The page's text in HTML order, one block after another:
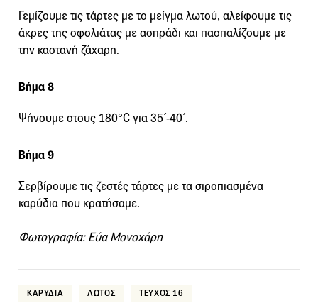
Γεμίζουμε τις τάρτες με το μείγμα λωτού, αλείφουμε τις
άκρες της σφολιάτας με ασπράδι και πασπαλίζουμε με
την καστανή ζάχαρη.
Βήμα 8
Ψήνουμε στους 180°C για 35΄-40΄.
Βήμα 9
Σερβίρουμε τις ζεστές τάρτες με τα σιροπιασμένα
καρύδια που κρατήσαμε.
Φωτογραφία: Εύα Μονοχάρη
ΚΑΡΥΔΙΑ ΛΩΤΟΣ ΤΕΥΧΟΣ 16